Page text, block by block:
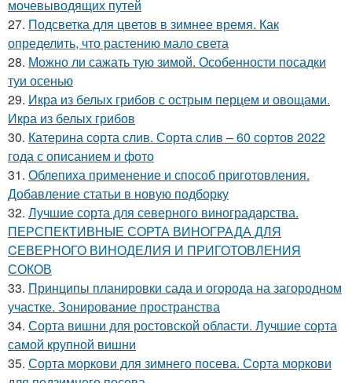
мочевыводящих путей
27. Подсветка для цветов в зимнее время. Как
определить, что растению мало света
28. Можно ли сажать тую зимой. Особенности посадки
туи осенью
29. Икра из белых грибов с острым перцем и овощами.
Икра из белых грибов
30. Катерина сорта слив. Сорта слив – 60 сортов 2022
года с описанием и фото
31. Облепиха применение и способ приготовления.
Добавление статьи в новую подборку
32. Лучшие сорта для северного виноградарства.
ПЕРСПЕКТИВНЫЕ СОРТА ВИНОГРАДА ДЛЯ
CЕВЕРНОГО ВИНОДЕЛИЯ И ПРИГОТОВЛЕНИЯ
СОКОВ
33. Принципы планировки сада и огорода на загородном
участке. Зонирование пространства
34. Сорта вишни для ростовской области. Лучшие сорта
самой крупной вишни
35. Сорта моркови для зимнего посева. Сорта моркови